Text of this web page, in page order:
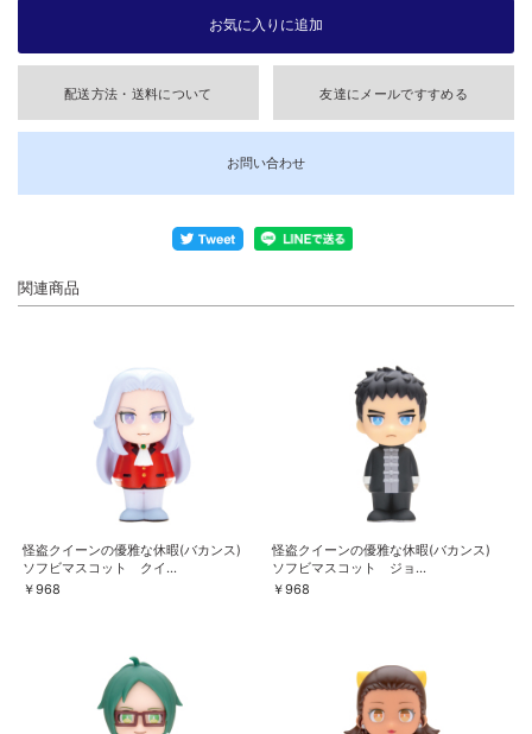
配送方法・送料について 友達にメールですすめる
お問い合わせ
関連商品
怪盗クイーンの優雅な休暇(バカンス)
ソフビマスコット クイ...
￥968
怪盗クイーンの優雅な休暇(バカンス)
ソフビマスコット ジョ...
￥968